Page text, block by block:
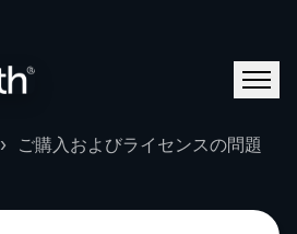
ご購入およびライセンスの問題